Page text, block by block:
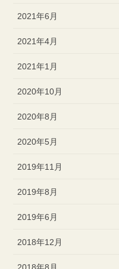
2021年6月
2021年4月
2021年1月
2020年10月
2020年8月
2020年5月
2019年11月
2019年8月
2019年6月
2018年12月